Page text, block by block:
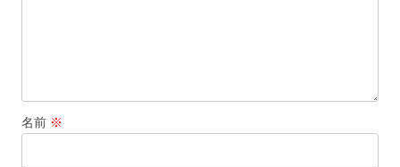
名前 ※